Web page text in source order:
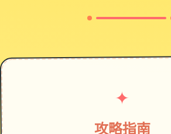
✦
攻略指南